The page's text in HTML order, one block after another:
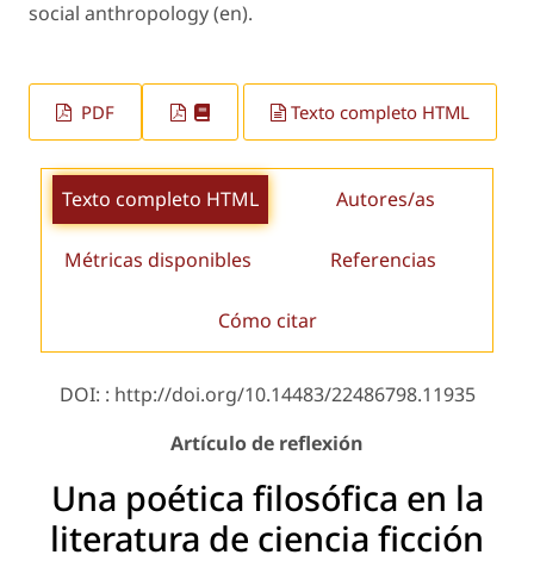
social anthropology (en).
PDF Texto completo HTML
Texto completo HTML Autores/as
Métricas disponibles Referencias
Cómo citar
DOI: : http://doi.org/10.14483/22486798.11935
Artículo de reflexión
Una poética filosófica en la
literatura de ciencia ficción